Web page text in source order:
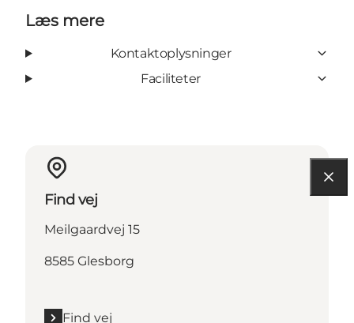
Læs mere
Kontaktoplysninger
Faciliteter
Find vej
Meilgaardvej 15
8585 Glesborg
Find vej